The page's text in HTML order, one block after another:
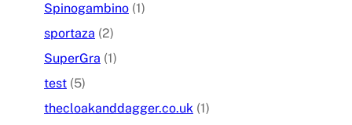
Spinogambino (1)
sportaza (2)
SuperGra (1)
test (5)
thecloakanddagger.co.uk (1)